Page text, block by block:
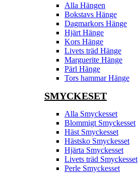
Alla Hängen
Bokstavs Hänge
Dagmarkors Hänge
Hjärt Hänge
Kors Hänge
Livets träd Hänge
Marguerite Hänge
Pärl Hänge
Tors hammar Hänge
SMYCKESET
Alla Smyckesset
Blommigt Smyckesset
Häst Smyckesset
Hästsko Smyckesset
Hjärta Smyckesset
Livets träd Smyckesset
Perle Smyckesset